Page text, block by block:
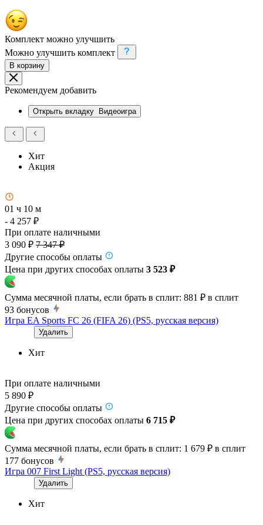
Комплект можно улучшить
Можно улучшить комплект
В корзину
Рекомендуем добавить
Открыть вкладку Видеоигра
Хит
Акция
01 ч 10 м
- 4 257 ₽
При оплате наличными
3 090 ₽ 7 347 ₽
Другие способы оплаты
Цена при других способах оплаты 3 523 ₽
Сумма месячной платы, если брать в сплит: 881 ₽ в сплит
93 бонусов
Игра EA Sports FC 26 (FIFA 26) (PS5, русская версия)
Удалить
Хит
При оплате наличными
5 890 ₽
Другие способы оплаты
Цена при других способах оплаты 6 715 ₽
Сумма месячной платы, если брать в сплит: 1 679 ₽ в сплит
177 бонусов
Игра 007 First Light (PS5, русская версия)
Удалить
Хит